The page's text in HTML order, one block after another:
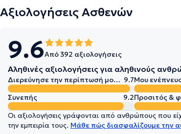
Αξιολογήσεις Ασθενών
9.6Από 392 αξιολογήσεις
Αληθινές αξιολογήσεις για αληθινούς
Διερεύνησε την περίπτωσή μου σε βάθος 9.7Μου
Συνεπής
9.2Προσιτός &
Οι αξιολογήσεις γράφονται από ανθρώπους που
την εμπειρία τους. Μάθε πώς διασφαλίζουμε την